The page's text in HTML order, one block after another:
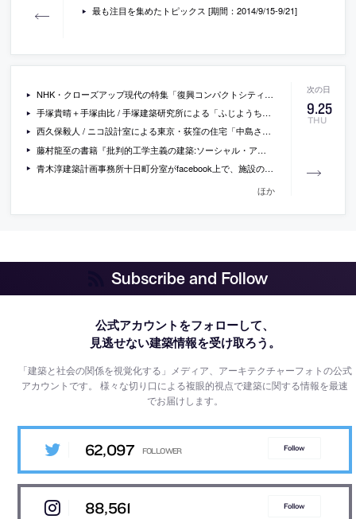
最も注目を集めたトピックス [期間：2014/9/15-9/21]
9.25
THU
NHK・クローズアップ現代の特集「復興コンパクトシティ ～被災地が描く未来のまち～」の内容
手塚貴晴＋手塚由比 / 手塚建築研究所による「ふじようちえん・キッズテラス」の写真
西久保毅人 / ニコ設計室による東京・荻窪の住宅「中島さんの家」の写真
藤村龍至の書籍『批判的工学主義の建築:ソーシャル・アーキテクチャをめざして』
青木淳建築計画事務所十日町分室がfacebook上で、施設の設計プロセスを積極的に公開中
ほか
Subscribe and Follow
公式アカウントをフォローして、
見逃せない建築情報を受け取ろう。
「建築と社会の関係を視覚化する」メディア、アーキテクチャーフォトの公式
アカウントです。様々な切り口による複眼的視点で建築に関する情報を最速
でお届けします。
62,097 Follow
88,561 Follow